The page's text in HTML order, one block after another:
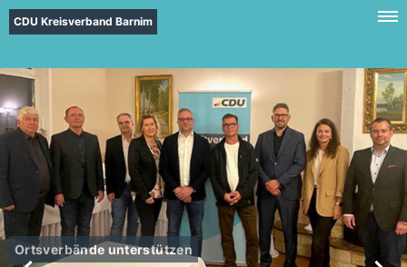
CDU Kreisverband Barnim
Ortsverbände unterstützen